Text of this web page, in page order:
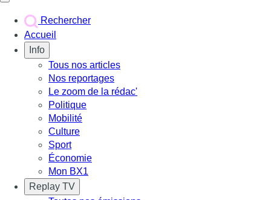
Rechercher
Accueil
Info
Tous nos articles
Nos reportages
Le zoom de la rédac'
Politique
Mobilité
Culture
Sport
Économie
Mon BX1
Replay TV